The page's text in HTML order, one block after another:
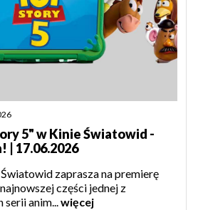
5" w Kinie Światowid -
| 17.06.2026
zaprasza na premierę
części jednej z
anim...więcej